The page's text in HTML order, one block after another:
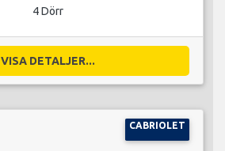
4 Dörr
VISA DETALJER...
CABRIOLET